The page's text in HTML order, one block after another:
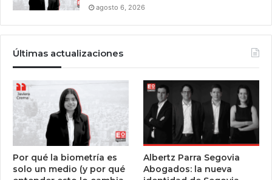
agosto 6, 2026
Últimas actualizaciones
Por qué la biometría es
solo un medio (y por qué
Albertz Parra Segovia
Abogados: la nueva